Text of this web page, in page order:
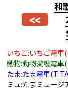
<<
和
いちご:いちご電
動物:動物愛護電車
たま:たま電車
ミュ:たまミュー